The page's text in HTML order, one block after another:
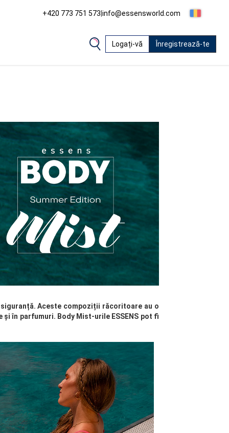
+420 773 751 573|info@essensworld.com
Logați-vă Înregistrează-te
Aceste compoziții răcoritoare au o
în parfumuri. Body Mist-urile ESSENS pot fi